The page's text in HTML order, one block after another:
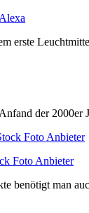
erste
der 2000er
Foto Anbieter
benötigt man